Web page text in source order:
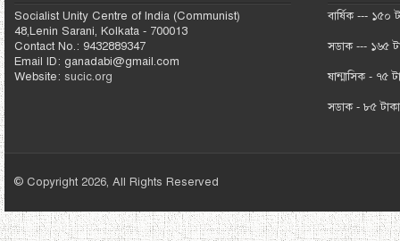
Socialist Unity Centre of India (Communist)
48,Lenin Sarani, Kolkata - 700013
Contact No.: 9432889347
Email ID: ganadabi@gmail.com
Website: sucic.org
বার্ষিক --- ১৫০
সডাক --- ১৬৫
ষান্মাসিক - ৭৫
সডাক - ৮৫ টাকা
© Copyright 2026, All Rights Reserved